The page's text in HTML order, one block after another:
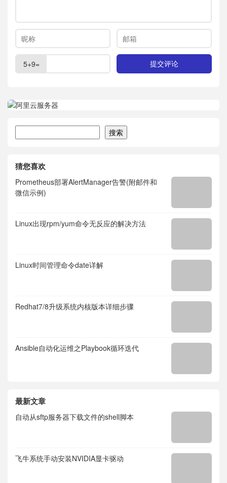
5+9=
搜索
猜您喜欢
Prometheus部署AlertManager告警(附邮件和
微信示例)
Linux出现rpm/yum命令无反应的解决方法
Linux时间管理命令date详解
Redhat7/8升级系统内核版本详细步骤
Ansible自动化运维之Playbook循环迭代
最新文章
自动从sftp服务器下载文件的shell脚本
飞牛系统手动安装NVIDIA显卡驱动